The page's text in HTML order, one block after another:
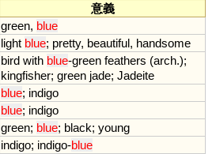
意義
green, blue
light blue; pretty, beautiful, handsome
bird with blue-green feathers (arch.);
kingfisher; green jade; Jadeite
blue; indigo
blue; indigo
green; blue; black; young
indigo; indigo-blue